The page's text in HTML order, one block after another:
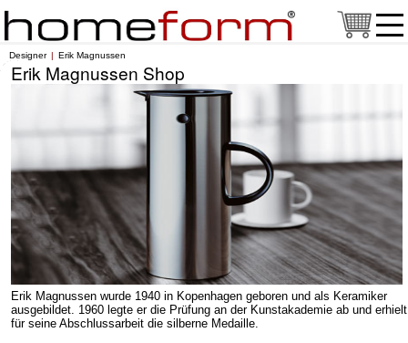
Designer Erik Magnussen
Erik Magnussen Shop
Erik Magnussen wurde 1940 in Kopenhagen geboren und als Keramiker
ausgebildet. 1960 legte er die Prüfung an der Kunstakademie ab und erhielt
für seine Abschlussarbeit die silberne Medaille.